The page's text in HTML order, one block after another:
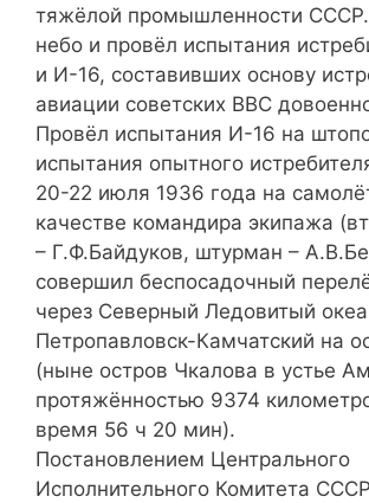
тяжёлой промышленности
небо и провёл испытания
и И-16, составивших основу
авиации советских ВВС
Провёл испытания И-16 на
испытания опытного
20-22 июля 1936 года на
качестве командира экипажа
– Г.Ф.Байдуков, штурман –
совершил беспосадочный
через Северный Ледовитый
Петропавловск-Камчатский на
(ныне остров Чкалова в устье
протяжённостью 9374
время 56 ч 20 мин).
Постановлением Центрального
Исполнительного Комитета